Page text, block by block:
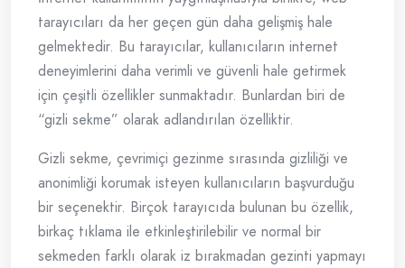
tarayıcıları da her geçen gün daha gelişmiş hale
gelmektedir. Bu tarayıcılar, kullanıcıların internet
deneyimlerini daha verimli ve güvenli hale getirmek
için çeşitli özellikler sunmaktadır. Bunlardan biri de
“gizli sekme” olarak adlandırılan özelliktir.
Gizli sekme, çevrimiçi gezinme sırasında gizliliği ve
anonimliği korumak isteyen kullanıcıların başvurduğu
bir seçenektir. Birçok tarayıcıda bulunan bu özellik,
birkaç tıklama ile etkinleştirilebilir ve normal bir
sekmeden farklı olarak iz bırakmadan gezinti yapmayı